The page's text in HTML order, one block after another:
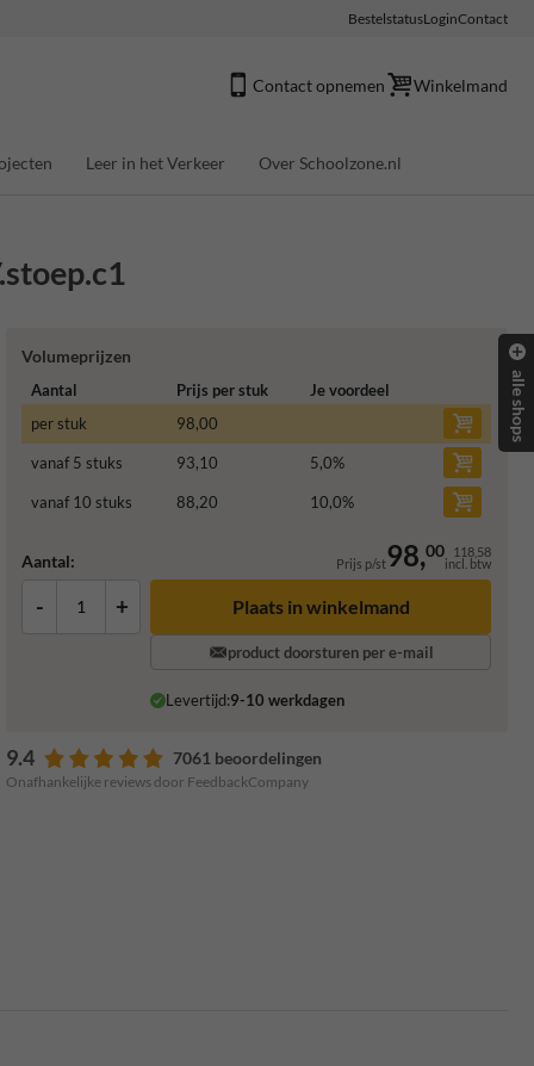
BestelstatusLoginContact
Contact opnemen Winkelmand
Leer in het Verkeer Over Schoolzone.nl
Volumeprijzen
Aantal Prijs per stuk
Je voordeel
per stuk
98,00
vanaf 5 stuks 93,10 5,0%
vanaf 10 stuks 88,20 10,0%
Aantal: Prijs p/st98,00 118,58
incl. btw
- + Plaats in winkelmand
product doorsturen per e-mail
Levertijd:9-10 werkdagen
9.4 7061 beoordelingen
Onafhankelijke reviews door FeedbackCompany
alle shops